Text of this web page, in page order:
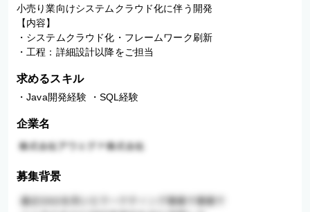
小売り業向けシステムクラウド化に伴う開発
【内容】
・システムクラウド化・フレームワーク刷新
・工程：詳細設計以降をご担当
求めるスキル
・Java開発経験 ・SQL経験
企業名
募集背景